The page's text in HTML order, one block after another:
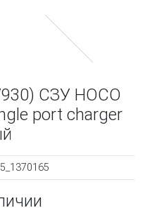
СЗУ HOCO
port charger